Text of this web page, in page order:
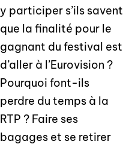
y participer s’ils savent
que la finalité pour le
gagnant du festival est
d’aller à l’Eurovision ?
Pourquoi font-ils
perdre du temps à la
RTP ? Faire ses
bagages et se retirer